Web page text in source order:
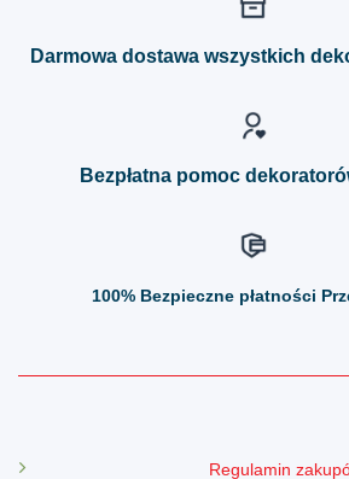
Darmowa dostawa wszystkich
Bezpłatna pomoc
100% Bezpieczne płatności
Regulamin